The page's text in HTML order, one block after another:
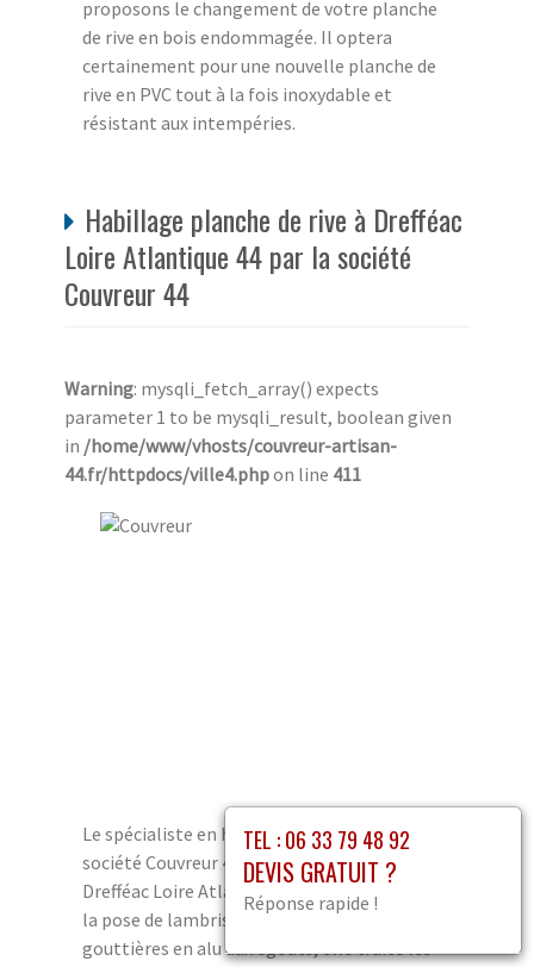
proposons le changement de votre planche
de rive en bois endommagée. Il optera
certainement pour une nouvelle planche de
rive en PVC tout à la fois inoxydable et
résistant aux intempéries.
Habillage planche de rive à Drefféac
Loire Atlantique 44 par la société
Couvreur 44
Warning: mysqli_fetch_array() expects
parameter 1 to be mysqli_result, boolean given
in /home/www/vhosts/couvreur-artisan-
44.fr/httpdocs/ville4.phpon line 411
Le spécialiste en habillage planche de rive, la
société Couvreur 44, propose ses services à
Drefféac Loire Atlantique 44. Spécialisée dans
la pose de lambris et le raccords des
gouttières en alu aux égouts, elle traite les
TEL : 06 33 79 48 92
DEVIS GRATUIT ?
Réponse rapide !